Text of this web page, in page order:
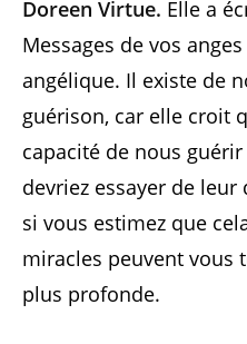
Doreen Virtue. Elle a
Messages de vos
angélique. Il existe de
guérison, car elle croit
capacité de nous
devriez essayer de
si vous estimez que
miracles peuvent vous
plus profonde.